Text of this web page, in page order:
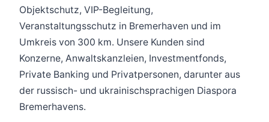
Objektschutz, VIP-Begleitung,
Veranstaltungsschutz in Bremerhaven und im
Umkreis von 300 km. Unsere Kunden sind
Konzerne, Anwaltskanzleien, Investmentfonds,
Private Banking und Privatpersonen, darunter aus
der russisch- und ukrainischsprachigen Diaspora
Bremerhavens.